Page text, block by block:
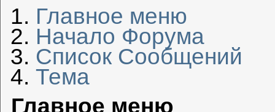
Главное меню
Начало Форума
Список Сообщений
Тема
Главное меню